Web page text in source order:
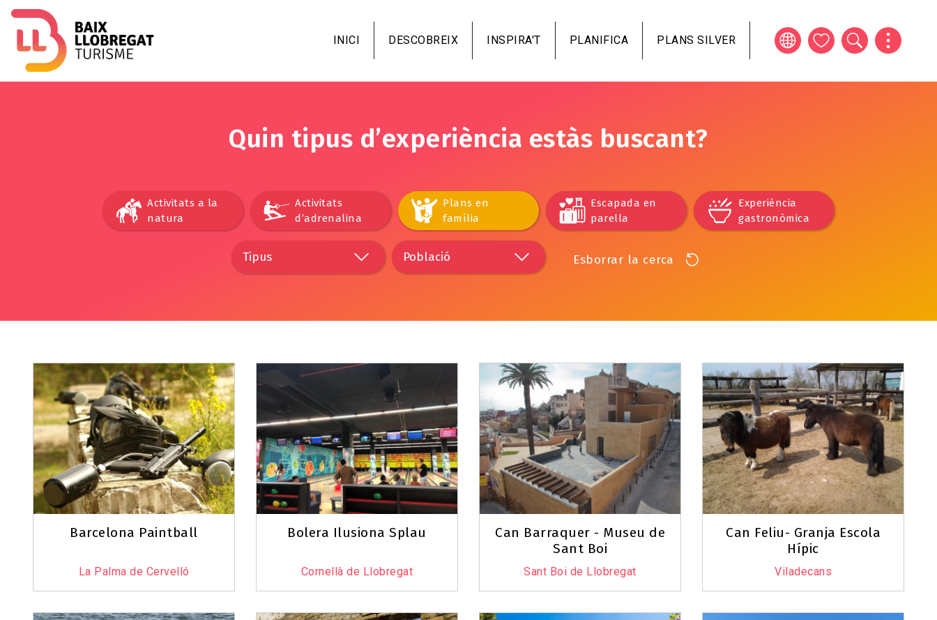
al
contingut
INICI DESCOBREIX INSPIRA'T PLANIFICA PLANS SILVER
Quin tipus d’experiència estàs buscant?
Activitats a la
natura
Activitats
d’adrenalina
Plans en
família
Escapada en
parella
Experiència
gastronòmica
Esborrar la cerca
Barcelona Paintball
La Palma de Cervelló
Bolera Ilusiona Splau
Cornellà de Llobregat
Can Barraquer - Museu de
Sant Boi
Sant Boi de Llobregat
Can Feliu- Granja Escola
Hípic
Viladecans